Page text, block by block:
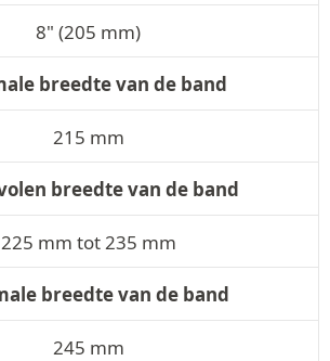
8" (205 mm)
breedte van de band
215 mm
breedte van de band
225 mm tot 235 mm
breedte van de band
245 mm